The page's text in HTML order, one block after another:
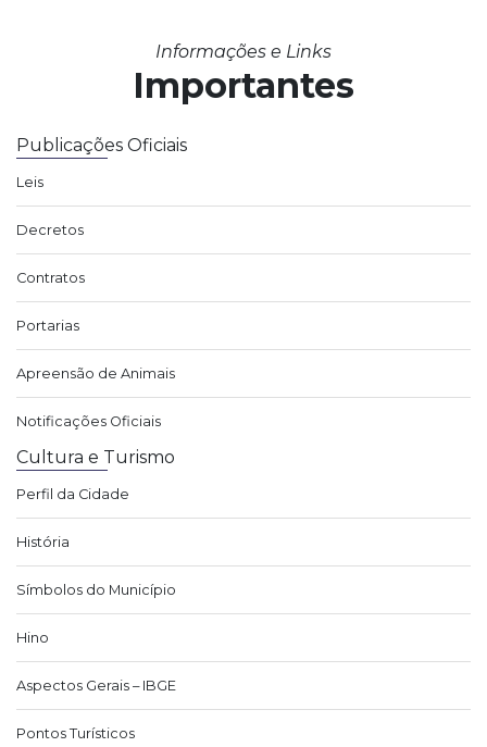
Informações e Links
Importantes
Publicações Oficiais
Leis
Decretos
Contratos
Portarias
Apreensão de Animais
Notificações Oficiais
Cultura e Turismo
Perfil da Cidade
História
Símbolos do Município
Hino
Aspectos Gerais – IBGE
Pontos Turísticos